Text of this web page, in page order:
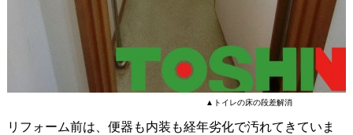
▲トイレの床の段差解消
リフォーム前は、便器も内装も経年劣化で汚れてきていま